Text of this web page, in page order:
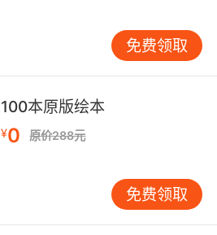
免费领取
100本原版绘本
¥0 原价288元
免费领取